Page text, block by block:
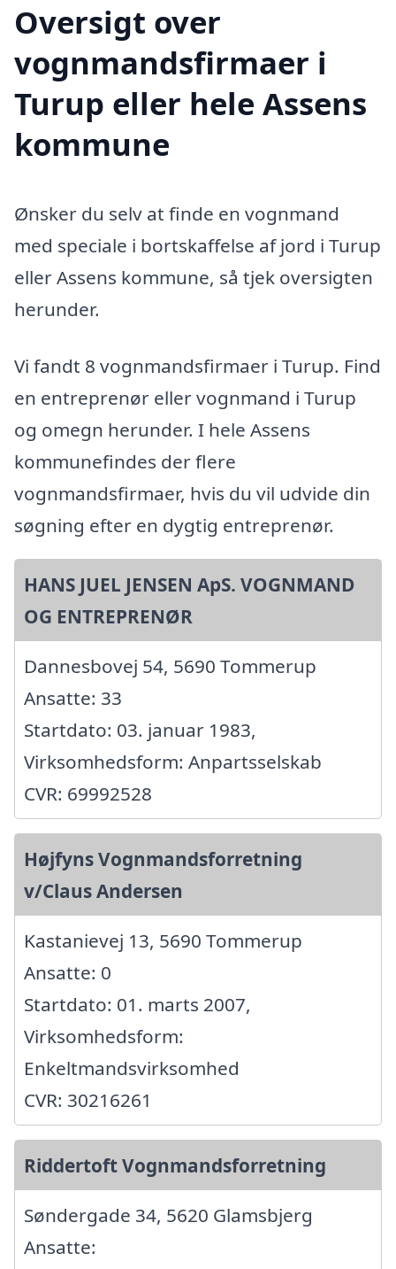
Oversigt over
vognmandsfirmaer i
Turup eller hele Assens
kommune
Ønsker du selv at finde en vognmand
med speciale i bortskaffelse af jord i Turup
eller Assens kommune, så tjek oversigten
herunder.
Vi fandt 8 vognmandsfirmaer i Turup. Find
en entreprenør eller vognmand i Turup
og omegn herunder. I hele Assens
kommunefindes der flere
vognmandsfirmaer, hvis du vil udvide din
søgning efter en dygtig entreprenør.
HANS JUEL JENSEN ApS. VOGNMAND
OG ENTREPRENØR
Dannesbovej 54, 5690 Tommerup
Ansatte: 33
Startdato: 03. januar 1983,
Virksomhedsform: Anpartsselskab
CVR: 69992528
Højfyns Vognmandsforretning
v/Claus Andersen
Kastanievej 13, 5690 Tommerup
Ansatte: 0
Startdato: 01. marts 2007,
Virksomhedsform:
Enkeltmandsvirksomhed
CVR: 30216261
Riddertoft Vognmandsforretning
Søndergade 34, 5620 Glamsbjerg
Ansatte: